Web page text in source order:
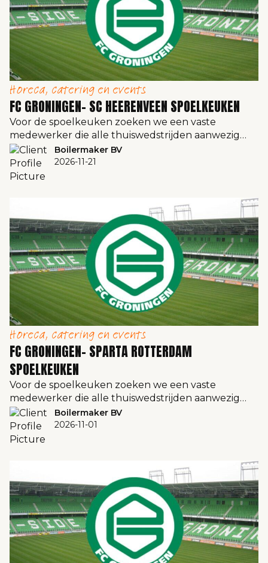
Horeca, catering en events
FC GRONINGEN- SC HEERENVEEN SPOELKEUKEN
Voor de spoelkeuken zoeken we een vaste
medewerker die alle thuiswedstrijden aanwezig…
Boilermaker BV
2026-11-21
Horeca, catering en events
FC GRONINGEN- SPARTA ROTTERDAM
SPOELKEUKEN
Voor de spoelkeuken zoeken we een vaste
medewerker die alle thuiswedstrijden aanwezig…
Boilermaker BV
2026-11-01